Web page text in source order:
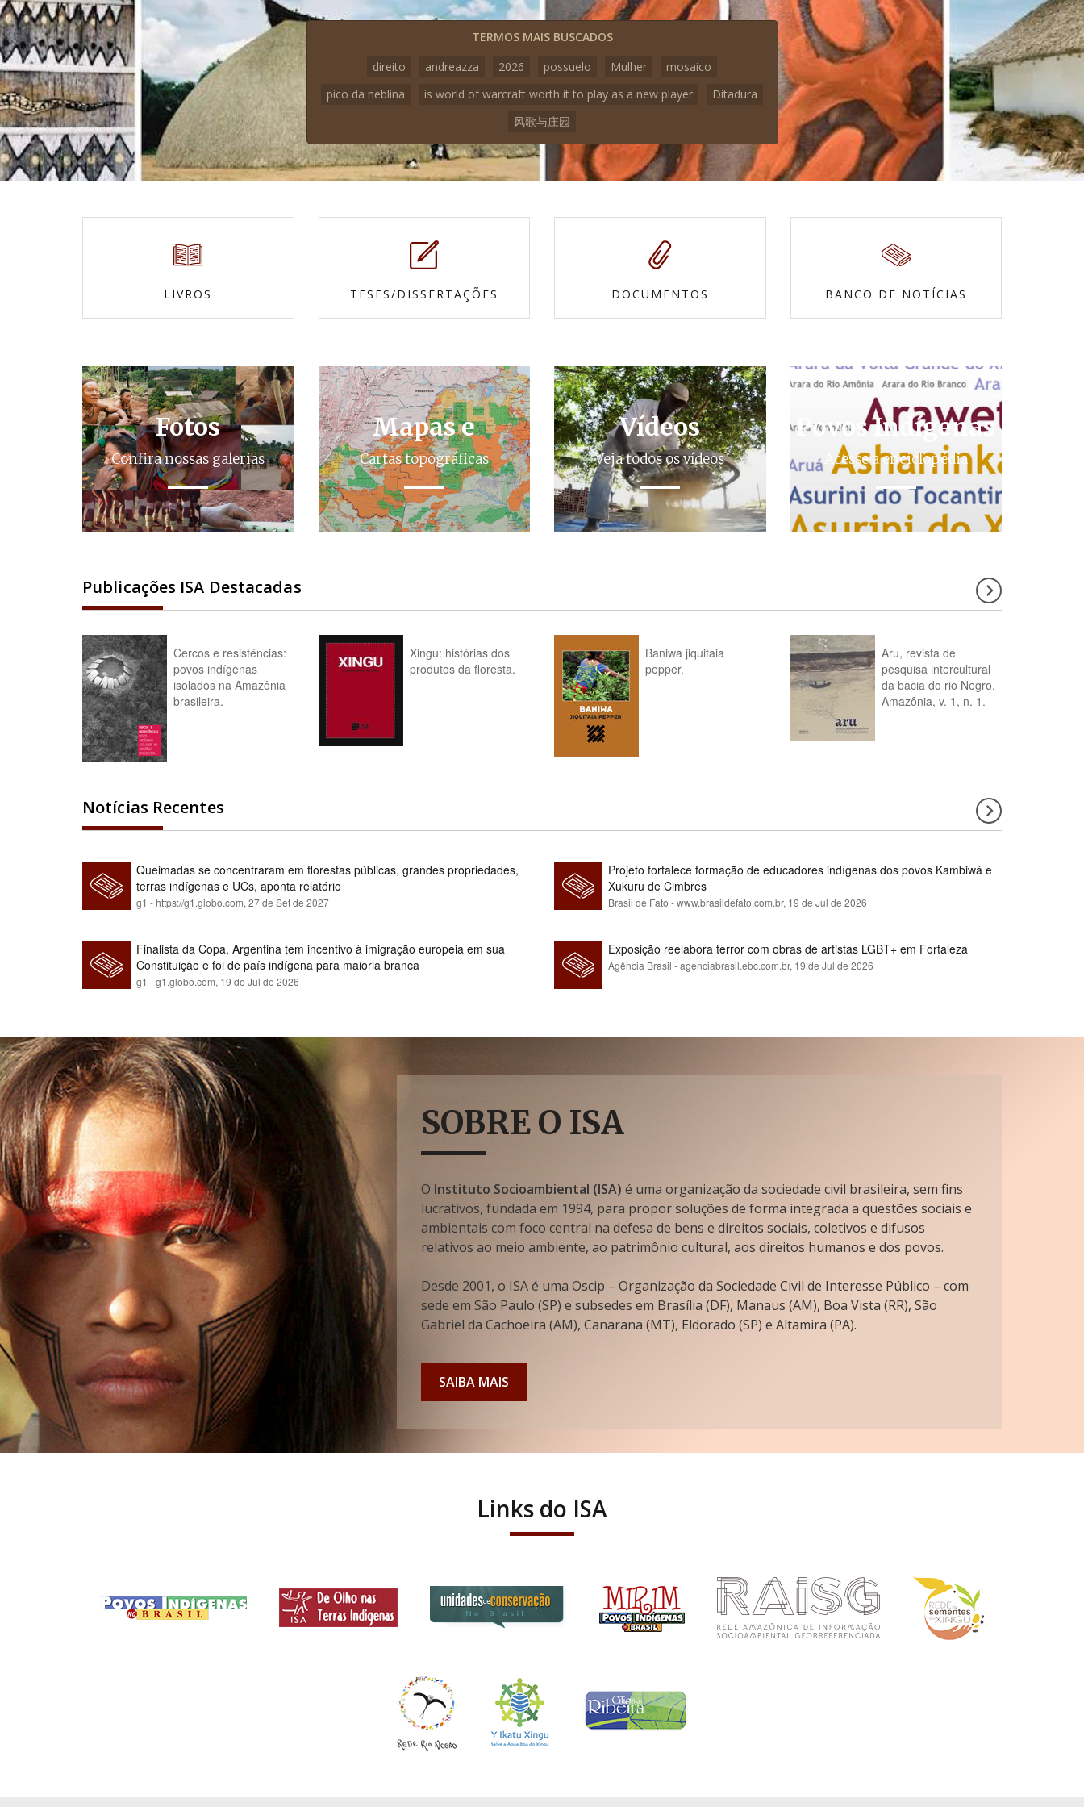
TERMOS MAIS BUSCADOS
direito
andreazza 2026 possuelo Mulher
mosaico
pico da neblina
is world of warcraft worth it to play as a new player
Ditadura
风歌与庄园
LIVROS TESES/DISSERTAÇÕES DOCUMENTOS BANCO DE NOTÍCIAS
Fotos
Confira nossas galerias
Mapas e
Cartas topográficas
Vídeos
Veja todos os vídeos
Povos Indígenas
Acesse a enciclopédia
Publicações ISA Destacadas
Cercos e resistências:
povos indígenas
isolados na Amazônia
brasileira.
Xingu: histórias dos
produtos da floresta.
Baniwa jiquitaia
pepper.
Aru, revista de
pesquisa intercultural
da bacia do rio Negro,
Amazônia, v. 1, n. 1.
Notícias Recentes
Queimadas se concentraram em florestas públicas, grandes propriedades,
terras indígenas e UCs, aponta relatório
g1 - https://g1.globo.com, 27 de Set de 2027
Projeto fortalece formação de educadores indígenas dos povos Kambiwá e
Xukuru de Cimbres
Brasil de Fato - www.brasildefato.com.br, 19 de Jul de 2026
Finalista da Copa, Argentina tem incentivo à imigração europeia em sua
Constituição e foi de país indígena para maioria branca
g1 - g1.globo.com, 19 de Jul de 2026
Exposição reelabora terror com obras de artistas LGBT+ em Fortaleza
Agência Brasil - agenciabrasil.ebc.com.br, 19 de Jul de 2026
SOBRE O ISA
O Instituto Socioambiental (ISA) é uma organização da sociedade civil brasileira, sem fins
lucrativos, fundada em 1994, para propor soluções de forma integrada a questões sociais e
ambientais com foco central na defesa de bens e direitos sociais, coletivos e difusos
relativos ao meio ambiente, ao patrimônio cultural, aos direitos humanos e dos povos.
Desde 2001, o ISA é uma Oscip – Organização da Sociedade Civil de Interesse Público – com
sede em São Paulo (SP) e subsedes em Brasília (DF), Manaus (AM), Boa Vista (RR), São
Gabriel da Cachoeira (AM), Canarana (MT), Eldorado (SP) e Altamira (PA).
SAIBA MAIS
Links do ISA